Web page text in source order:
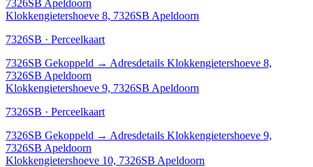
7326SB Apeldoorn
Klokkengietershoeve 8, 7326SB Apeldoorn
7326SB · Perceelkaart
7326SB Gekoppeld → Adresdetails Klokkengietershoeve 8,
7326SB Apeldoorn
Klokkengietershoeve 9, 7326SB Apeldoorn
7326SB · Perceelkaart
7326SB Gekoppeld → Adresdetails Klokkengietershoeve 9,
7326SB Apeldoorn
Klokkengietershoeve 10, 7326SB Apeldoorn